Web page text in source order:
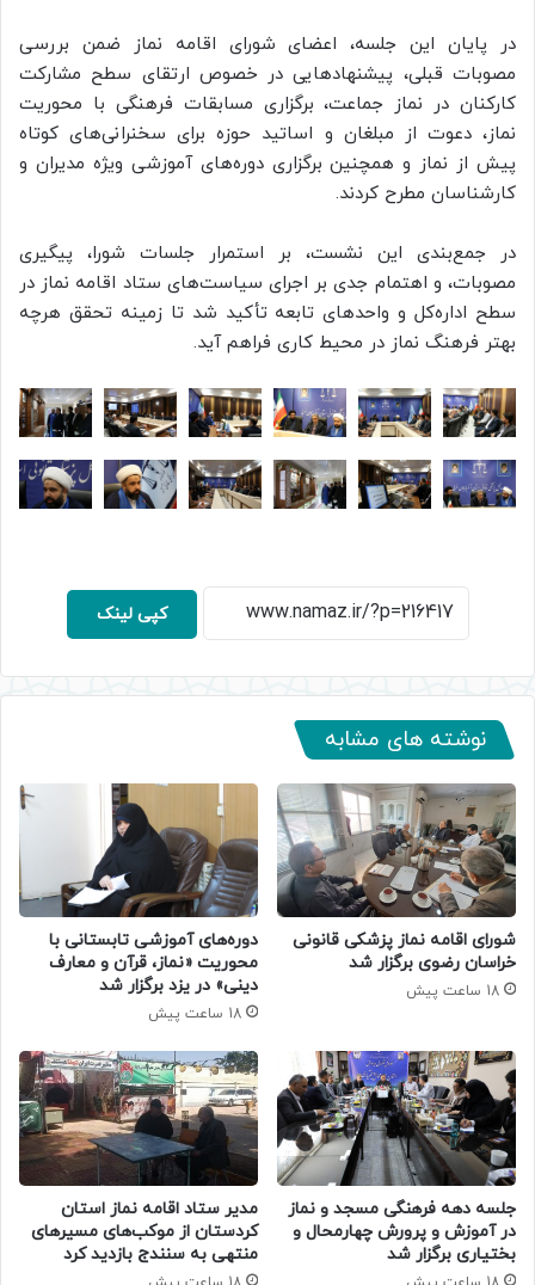
در پایان این جلسه، اعضای شورای اقامه نماز ضمن بررسی
مصوبات قبلی، پیشنهادهایی در خصوص ارتقای سطح مشارکت
کارکنان در نماز جماعت، برگزاری مسابقات فرهنگی با محوریت
نماز، دعوت از مبلغان و اساتید حوزه برای سخنرانی‌های کوتاه
پیش از نماز و همچنین برگزاری دوره‌های آموزشی ویژه مدیران و
کارشناسان مطرح کردند.
در جمع‌بندی این نشست، بر استمرار جلسات شورا، پیگیری
مصوبات، و اهتمام جدی بر اجرای سیاست‌های ستاد اقامه نماز در
سطح اداره‌کل و واحدهای تابعه تأکید شد تا زمینه تحقق هرچه
بهتر فرهنگ نماز در محیط کاری فراهم آید.
کپی لینک
نوشته های مشابه
شورای اقامه نماز پزشکی قانونی
خراسان رضوی برگزار شد
18 ساعت پیش
دوره‌های آموزشی تابستانی با
محوریت «نماز، قرآن و معارف
دینی» در یزد برگزار شد
18 ساعت پیش
جلسه دهه فرهنگی مسجد و نماز
در آموزش و پرورش چهارمحال و
بختیاری برگزار شد
مدیر ستاد اقامه نماز استان
کردستان از موکب‌های مسیرهای
منتهی به سنندج بازدید کرد